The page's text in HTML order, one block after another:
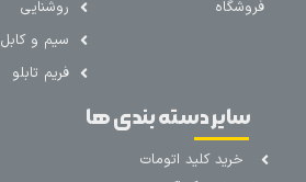
فروشگاه
روشنایی
سیم و کابل
فریم تابلو
سایر دسته بندی ها
خرید کلید اتومات